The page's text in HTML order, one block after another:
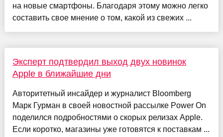
на новые смартфоны. Благодаря этому можно легко
составить свое мнение о том, какой из свежих ...
Эксперт подтвердил выход двух новинок
Apple в ближайшие дни
Авторитетный инсайдер и журналист Bloomberg
Марк Гурман в своей новостной рассылке Power On
поделился подробностями о скорых релизах Apple.
Если коротко, магазины уже готовятся к поставкам ...